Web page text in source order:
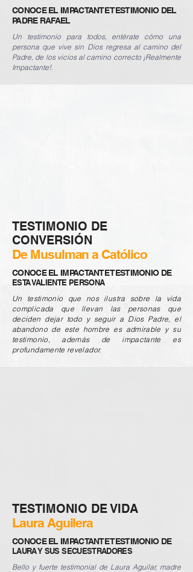
CONOCE EL IMPACTANTE TESTIMONIO DEL
PADRE RAFAEL
Un testimonio para todos, entérate cómo una
persona que vive sin Dios regresa al camino del
Padre, de los vicios al camino correcto ¡Realmente
Impactante!.
TESTIMONIO DE
CONVERSIÓN
De Musulman a Católico
CONOCE EL IMPACTANTE TESTIMONIO DE
ESTA VALIENTE PERSONA
Un testimonio que nos ilustra sobre la vida
complicada que llevan las personas que
deciden dejar todo y seguir a Dios Padre, el
abandono de este hombre es admirable y su
testimonio, además de impactante es
profundamente revelador.
TESTIMONIO DE VIDA
Laura Aguilera
CONOCE EL IMPACTANTE TESTIMONIO DE
LAURA Y SUS SECUESTRADORES
Bello y fuerte testimonial de Laura Aguilar, madre